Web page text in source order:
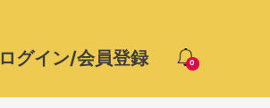
0
ログイン/会員登録